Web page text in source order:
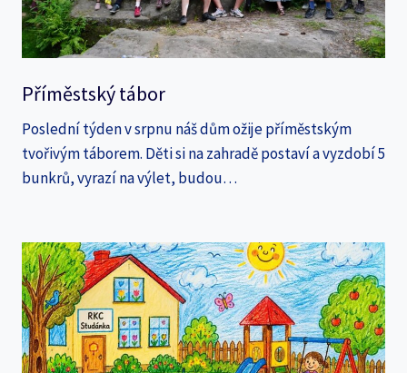
Příměstský tábor
Poslední týden v srpnu náš dům ožije příměstským
tvořivým táborem. Děti si na zahradě postaví a vyzdobí 5
bunkrů, vyrazí na výlet, budou…